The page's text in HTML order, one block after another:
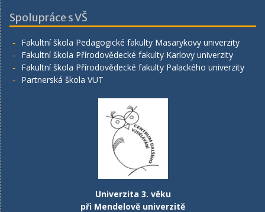
Spolupráce s VŠ
Fakultní škola Pedagogické fakulty Masarykovy univerzity
Fakultní škola Přírodovědecké fakulty Karlovy univerzity
Fakultní škola Přírodovědecké fakulty Palackého univerzity
Partnerská škola VUT
Univerzita 3. věku
při Mendelově univerzitě